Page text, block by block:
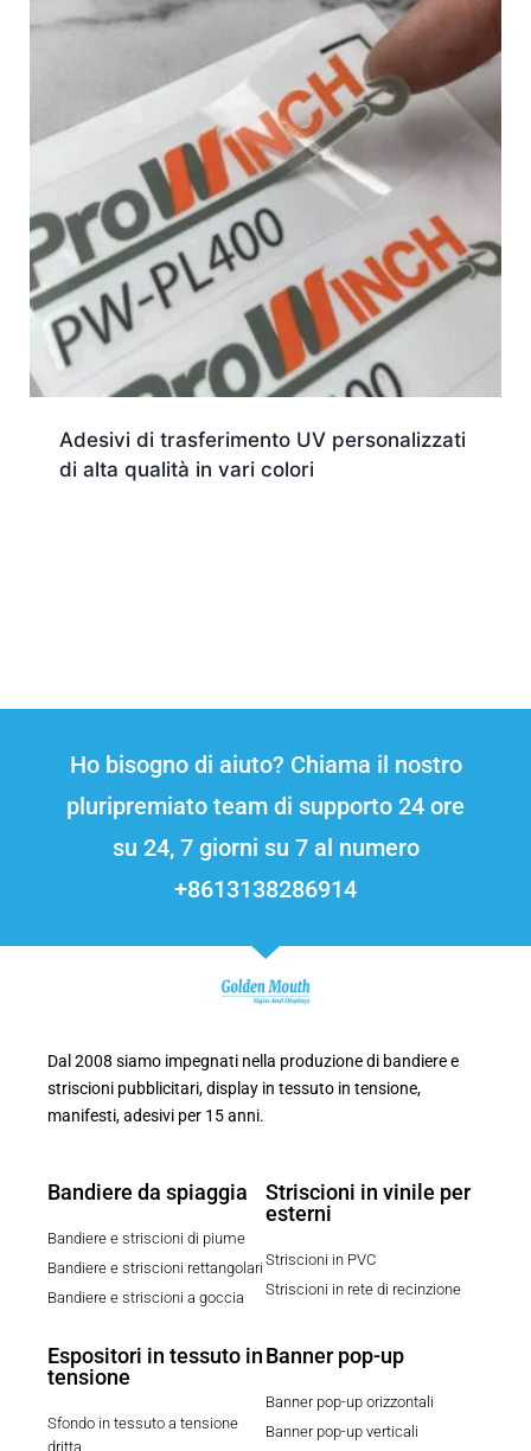
Adesivi di trasferimento UV personalizzati
di alta qualità in vari colori
Ho bisogno di aiuto? Chiama il nostro
pluripremiato team di supporto 24 ore
su 24, 7 giorni su 7 al numero
+8613138286914
Dal 2008 siamo impegnati nella produzione di bandiere e
striscioni pubblicitari, display in tessuto in tensione,
manifesti, adesivi per 15 anni.
Bandiere da spiaggia
Bandiere e striscioni di piume
Bandiere e striscioni rettangolari
Bandiere e striscioni a goccia
Striscioni in vinile per
esterni
Striscioni in PVC
Striscioni in rete di recinzione
Espositori in tessuto in
tensione
Sfondo in tessuto a tensione
dritta
Banner pop-up
Banner pop-up orizzontali
Banner pop-up verticali